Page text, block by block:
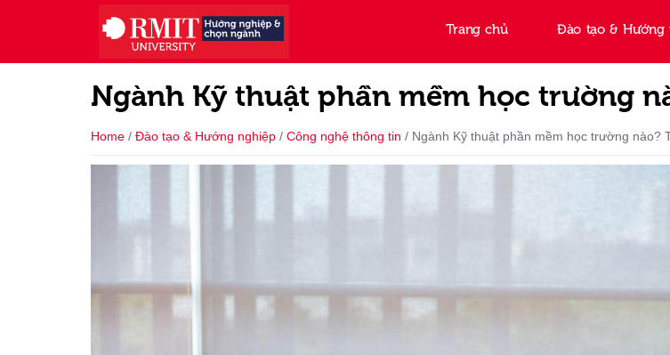
Trang chủ Đào tạo & Hướng
Ngành Kỹ thuật phần mềm học trường
Home / Đào tạo & Hướng nghiệp / Công nghệ thông tin / Ngành Kỹ thuật phần mềm học trường nào?